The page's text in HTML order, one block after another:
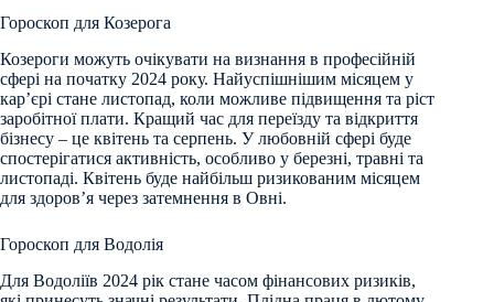
Гороскоп для Козерога
Козероги можуть очікувати на визнання в професійній
сфері на початку 2024 року. Найуспішнішим місяцем у
кар’єрі стане листопад, коли можливе підвищення та ріст
заробітної плати. Кращий час для переїзду та відкриття
бізнесу – це квітень та серпень. У любовній сфері буде
спостерігатися активність, особливо у березні, травні та
листопаді. Квітень буде найбільш ризикованим місяцем
для здоров’я через затемнення в Овні.
Гороскоп для Водолія
Для Водоліїв 2024 рік стане часом фінансових ризиків,